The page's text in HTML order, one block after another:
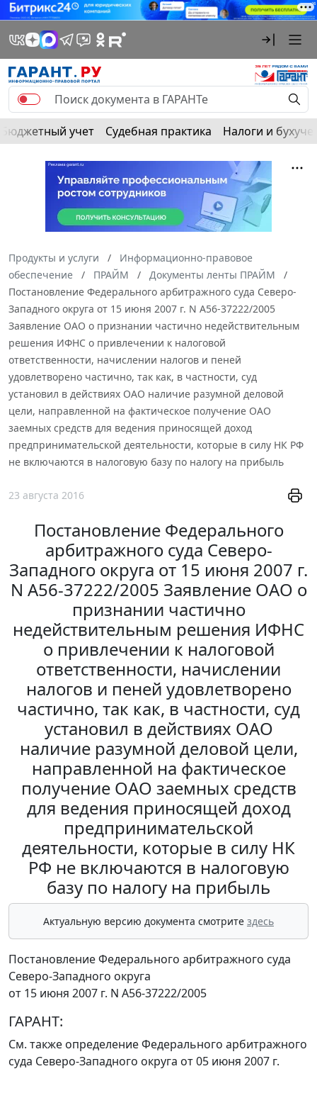
Бюджетный учет Судебная практика Налоги и
Продукты и услуги
Информационно-правовое
обеспечение
ПРАЙМ
Документы ленты ПРАЙМ
Постановление Федерального арбитражного суда Северо-
Западного округа от 15 июня 2007 г. N А56-37222/2005
Заявление ОАО о признании частично недействительным
решения ИФНС о привлечении к налоговой
ответственности, начислении налогов и пеней
удовлетворено частично, так как, в частности, суд
установил в действиях ОАО наличие разумной деловой
цели, направленной на фактическое получение ОАО
заемных средств для ведения приносящей доход
предпринимательской деятельности, которые в силу НК РФ
не включаются в налоговую базу по налогу на прибыль
23 августа 2016
Постановление Федерального
арбитражного суда Северо-
Западного округа от 15 июня 2007 г.
N А56-37222/2005 Заявление ОАО о
признании частично
недействительным решения ИФНС
о привлечении к налоговой
ответственности, начислении
налогов и пеней удовлетворено
частично, так как, в частности, суд
установил в действиях ОАО
наличие разумной деловой цели,
направленной на фактическое
получение ОАО заемных средств
для ведения приносящей доход
предпринимательской
деятельности, которые в силу НК
РФ не включаются в налоговую
базу по налогу на прибыль
Актуальную версию документа смотрите здесь
Постановление Федерального арбитражного суда
Северо-Западного округа
от 15 июня 2007 г. N А56-37222/2005
ГАРАНТ:
См. также определение Федерального арбитражного
суда Северо-Западного округа от 05 июня 2007 г.